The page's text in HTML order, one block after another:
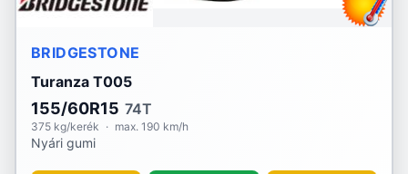
BRIDGESTONE
Turanza T005
155/60R15 74T
375 kg/kerék · max. 190 km/h
Nyári gumi